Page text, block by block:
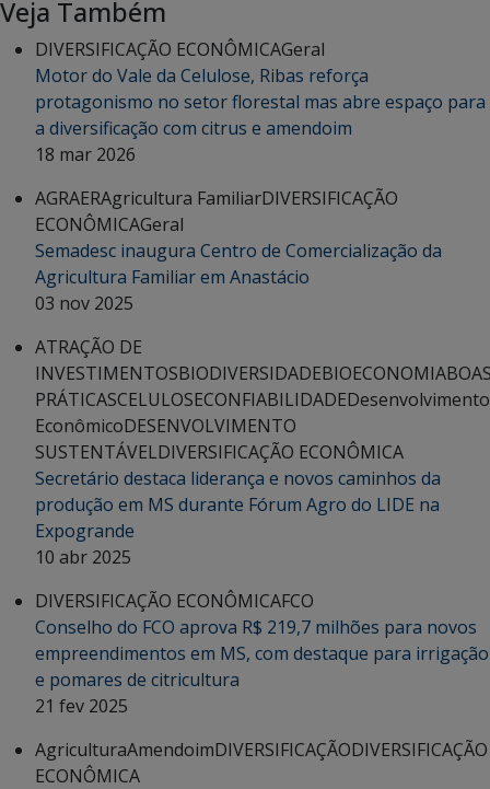
Veja Também
DIVERSIFICAÇÃO ECONÔMICAGeral
Motor do Vale da Celulose, Ribas reforça
protagonismo no setor florestal mas abre espaço para
a diversificação com citrus e amendoim
18 mar 2026
AGRAERAgricultura FamiliarDIVERSIFICAÇÃO
ECONÔMICAGeral
Semadesc inaugura Centro de Comercialização da
Agricultura Familiar em Anastácio
03 nov 2025
ATRAÇÃO DE
INVESTIMENTOSBIODIVERSIDADEBIOECONOMIA
PRÁTICASCELULOSECONFIABILIDADEDesenvolvimento
EconômicoDESENVOLVIMENTO
SUSTENTÁVELDIVERSIFICAÇÃO ECONÔMICA
Secretário destaca liderança e novos caminhos da
produção em MS durante Fórum Agro do LIDE na
Expogrande
10 abr 2025
DIVERSIFICAÇÃO ECONÔMICAFCO
Conselho do FCO aprova R$ 219,7 milhões para novos
empreendimentos em MS, com destaque para irrigação
e pomares de citricultura
21 fev 2025
AgriculturaAmendoimDIVERSIFICAÇÃODIVERSIFICAÇÃO
ECONÔMICA